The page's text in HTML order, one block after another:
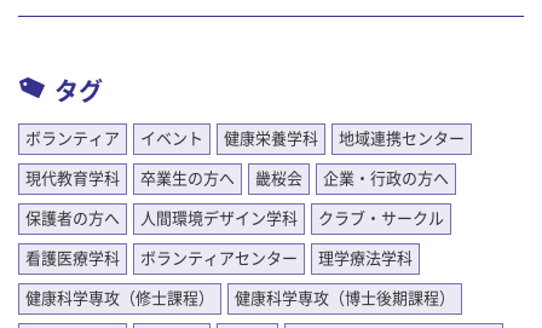
タグ
ボランティア イベント 健康栄養学科 地域連携センター
現代教育学科 卒業生の方へ 畿桜会 企業・行政の方へ
保護者の方へ 人間環境デザイン学科 クラブ・サークル
看護医療学科 ボランティアセンター 理学療法学科
健康科学専攻（修士課程） 健康科学専攻（博士後期課程）